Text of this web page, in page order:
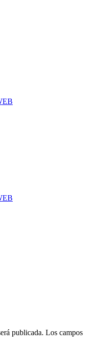
publicada. Los campos